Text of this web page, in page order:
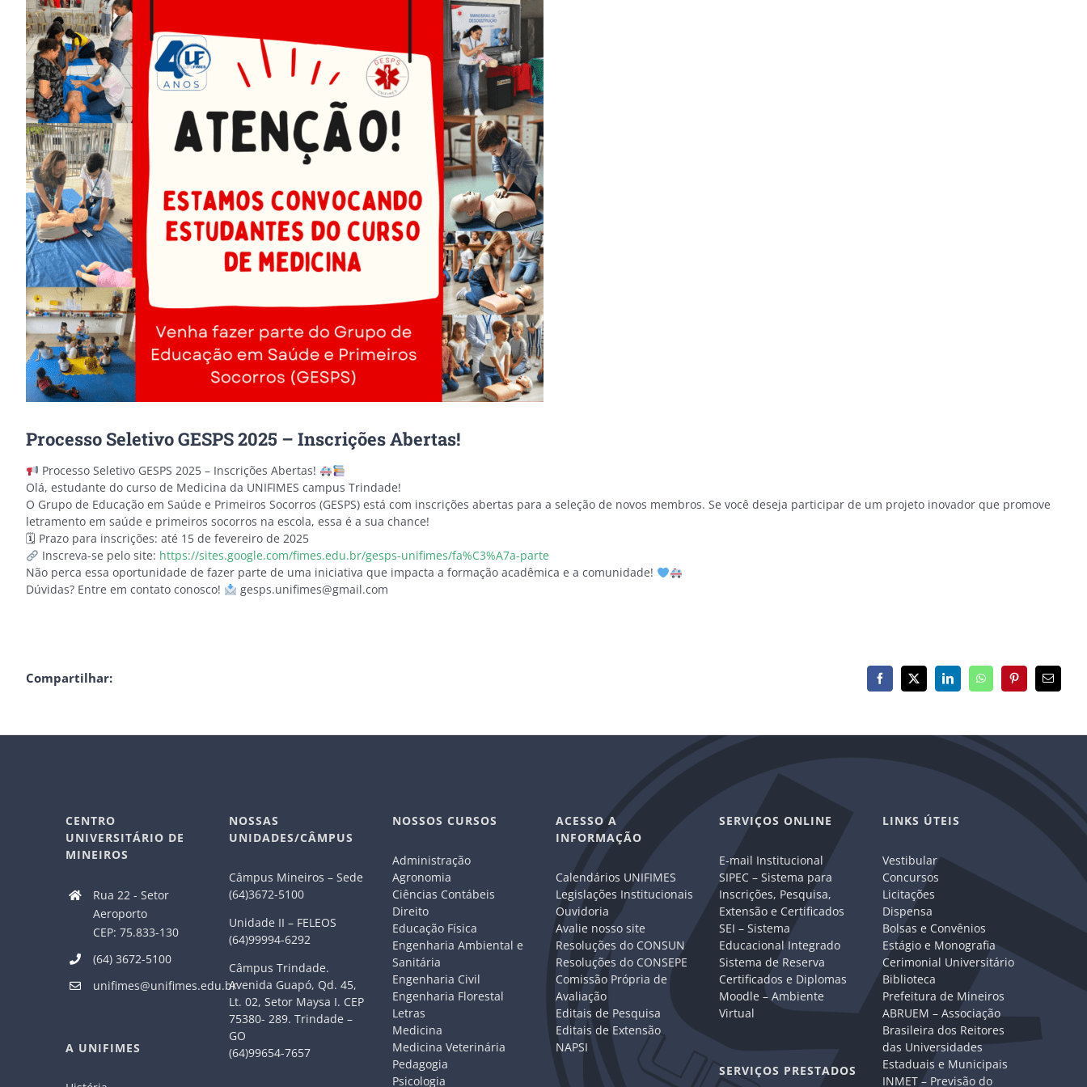
Image
Processo Seletivo GESPS 2025 – Inscrições Abertas!
Processo Seletivo GESPS 2025 – Inscrições Abertas!
Olá, estudante do curso de Medicina da UNIFIMES campus Trindade!
O Grupo de Educação em Saúde e Primeiros Socorros (GESPS) está com inscrições abertas para a seleção de novos membros. Se você deseja participar de um projeto inovador que promove
letramento em saúde e primeiros socorros na escola, essa é a sua chance!
🗓 Prazo para inscrições: até 15 de fevereiro de 2025
Inscreva-se pelo site: https://sites.google.com/fimes.edu.br/gesps-unifimes/fa%C3%A7a-parte
Não perca essa oportunidade de fazer parte de uma iniciativa que impacta a formação acadêmica e a comunidade!
Dúvidas? Entre em contato conosco!
gesps.unifimes@gmail.com
Compartilhar: Facebook
X LinkedInWhatsAppPinterest
E-
mail
CENTRO
UNIVERSITÁRIO DE
MINEIROS
Rua 22 - Setor
Aeroporto
CEP: 75.833-130
(64) 3672-5100
unifimes@unifimes.edu.br
A UNIFIMES
NOSSAS
UNIDADES/CÂMPUS
Câmpus Mineiros – Sede
(64)3672-5100
Unidade II – FELEOS
(64)99994-6292
Câmpus Trindade.
Avenida Guapó, Qd. 45,
Lt. 02, Setor Maysa I. CEP
75380- 289. Trindade –
GO
(64)99654-7657
NOSSOS CURSOS
Administração
Agronomia
Ciências Contábeis
Direito
Educação Física
Engenharia Ambiental e
Sanitária
Engenharia Civil
Engenharia Florestal
Letras
Medicina
Medicina Veterinária
Pedagogia
Psicologia
ACESSO A
INFORMAÇÃO
Calendários UNIFIMES
Legislações Institucionais
Ouvidoria
Avalie nosso site
Resoluções do CONSUN
Resoluções do CONSEPE
Comissão Própria de
Avaliação
Editais de Pesquisa
Editais de Extensão
NAPSI
SERVIÇOS ONLINE
E-mail Institucional
SIPEC – Sistema para
Inscrições, Pesquisa,
Extensão e Certificados
SEI – Sistema
Educacional Integrado
Sistema de Reserva
Certificados e Diplomas
Moodle – Ambiente
Virtual
SERVIÇOS PRESTADOS
LINKS ÚTEIS
Vestibular
Concursos
Licitações
Dispensa
Bolsas e Convênios
Estágio e Monografia
Cerimonial Universitário
Biblioteca
Prefeitura de Mineiros
ABRUEM – Associação
Brasileira dos Reitores
das Universidades
Estaduais e Municipais
INMET – Previsão do